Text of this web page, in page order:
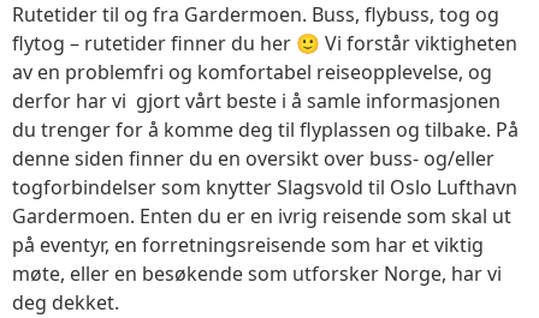
Rutetider til og fra Gardermoen. Buss, flybuss, tog og
flytog – rutetider finner du her 🙂 Vi forstår viktigheten
av en problemfri og komfortabel reiseopplevelse, og
derfor har vi gjort vårt beste i å samle informasjonen
du trenger for å komme deg til flyplassen og tilbake. På
denne siden finner du en oversikt over buss- og/eller
togforbindelser som knytter Slagsvold til Oslo Lufthavn
Gardermoen. Enten du er en ivrig reisende som skal ut
på eventyr, en forretningsreisende som har et viktig
møte, eller en besøkende som utforsker Norge, har vi
deg dekket.